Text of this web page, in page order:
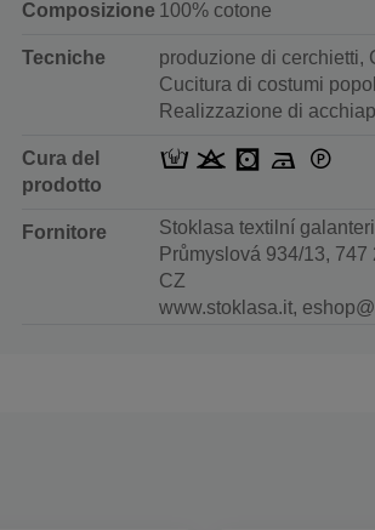
Composizione 100% cotone
Tecniche
produzione di cerchietti,
Cucitura di costumi
Realizzazione di
Cura del
prodotto
Fornitore
Stoklasa textilní
Průmyslová 934/13, 747
CZ
www.stoklasa.it,